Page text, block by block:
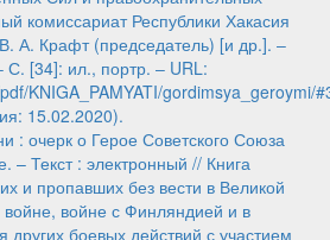
комиссариат Республики Хакасия
А. Крафт (председатель) [и др.]. ‒
С. [34]: ил., портр. ‒ URL:
KNIGA_PAMYATI/gordimsya_geroymi/
15.02.2020).
: очерк о Герое Советского Союза
– Текст : электронный // Книга
и пропавших без вести в Великой
войне, войне с Финляндией и в
других боевых действий с участием